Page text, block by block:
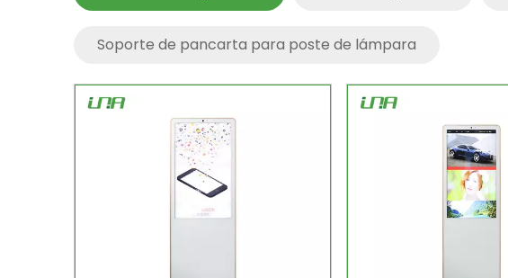
Soporte de pancarta para poste de lámpara